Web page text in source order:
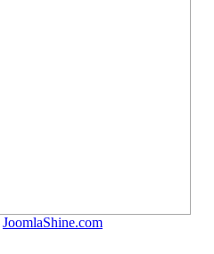
JoomlaShine.com